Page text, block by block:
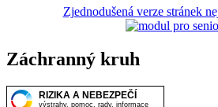
Zjednodušená verze stránek
Záchranný kruh